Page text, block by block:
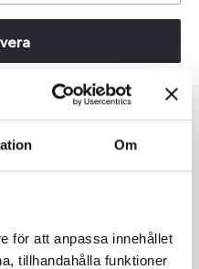
Om
för att anpassa innehållet
tillhandahålla funktioner